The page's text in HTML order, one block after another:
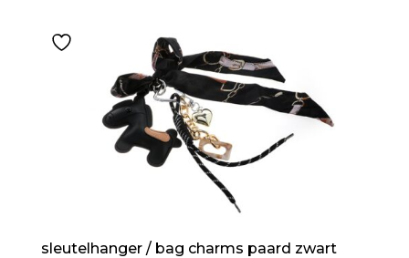
sleutelhanger / bag charms paard zwart